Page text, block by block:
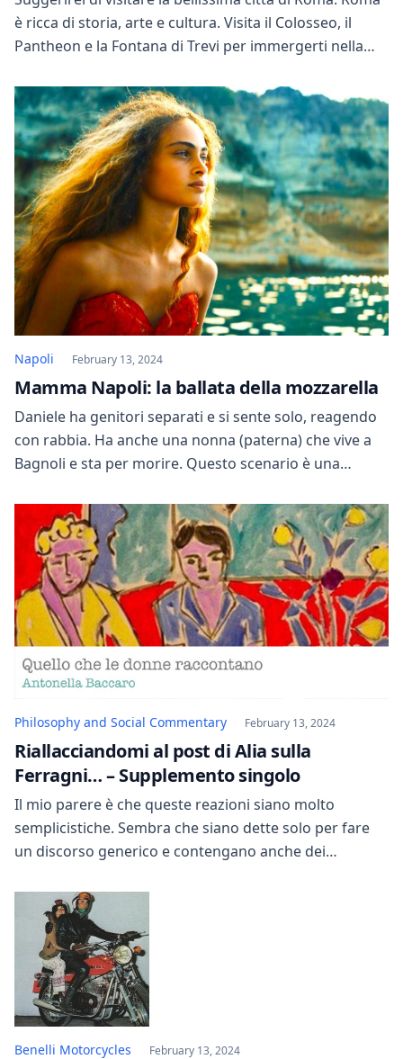
è ricca di storia, arte e cultura. Visita il Colosseo, il
Pantheon e la Fontana di Trevi per immergerti nella
italiana autentica in uno dei tanti ristoranti locali e
goditi un gelato artigianale mentre fai una
passeggiata […]
Napoli February 13, 2024
Mamma Napoli: la ballata della mozzarella
Daniele ha genitori separati e si sente solo, reagendo
con rabbia. Ha anche una nonna (paterna) che vive a
Bagnoli e sta per morire. Questo scenario è una
emarginati e prostitute-schiave. Una didascalia
afferma: “Le parole litigano con i pensieri”. Daniele si
trova senza soldi e accetta un incarico […]
Philosophy and Social Commentary February 13, 2024
Riallacciandomi al post di Alia sulla
Ferragni… – Supplemento singolo
Il mio parere è che queste reazioni siano molto
semplicistiche. Sembra che siano dette solo per fare
un discorso generico e contengano anche dei
anonimo su internet, “dovete capire che non è sempre
invidia… a volte si tratta semplicemente di
incomprensione”. Dopo di ciò, si potrebbe chiedere il
Benelli Motorcycles February 13, 2024